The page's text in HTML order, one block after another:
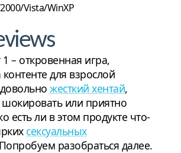
Vista/WinXP
– откровенная игра,
для взрослой
жесткий хентай,
или приятно
есть ли в этом продукте что-
сексуальных
разобраться далее.